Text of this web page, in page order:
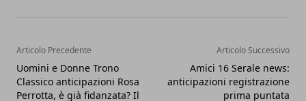
Articolo Precedente
Uomini e Donne Trono
Classico anticipazioni Rosa
Perrotta, è già fidanzata? Il
Articolo Successivo
Amici 16 Serale news:
anticipazioni registrazione
prima puntata